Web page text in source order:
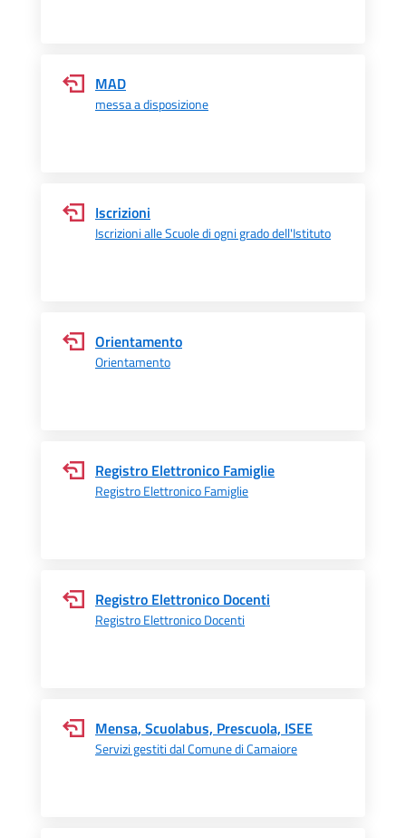
MAD
messa a disposizione
Iscrizioni
Iscrizioni alle Scuole di ogni grado dell'Istituto
Orientamento
Orientamento
Registro Elettronico Famiglie
Registro Elettronico Famiglie
Registro Elettronico Docenti
Registro Elettronico Docenti
Mensa, Scuolabus, Prescuola, ISEE
Servizi gestiti dal Comune di Camaiore